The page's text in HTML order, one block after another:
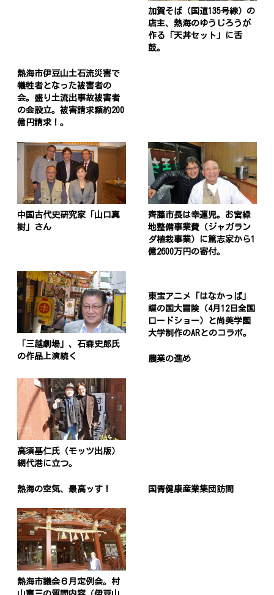
加賀そば（国道135号線）の
店主、熱海のゆうじろうが
作る「天丼セット」に舌
鼓。
熱海市伊豆山土石流災害で
犠牲者となった被害者の
会。盛り土流出事故被害者
の会設立。被害請求額約200
億円請求！。
中国古代史研究家「山口真
樹」さん
齊藤市長は幸運児。お宮緑
地整備事業費（ジャガラン
ダ植栽事業）に篤志家から1
億2600万円の寄付。
「三越劇場」、石森史郎氏
の作品上演続く
東宝アニメ「はなかっぱ」
蝶の国大冒険（4月12日全国
ロードショー）と尚美学園
大学制作のARとのコラボ。
農業の進め
高須基仁氏（モッツ出版）
網代港に立つ。
熱海の空気、最高ッす！ 国青健康産業集団訪問
熱海市議会６月定例会。村